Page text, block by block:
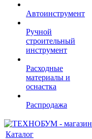
Автоинструмент
Ручной
строительный
инструмент
Расходные
материалы и
оснастка
Распродажа
Каталог